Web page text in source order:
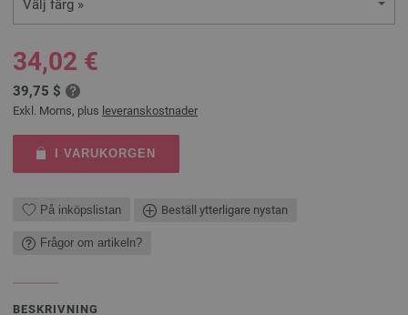
Välj färg »
34,02 €
39,75 $
Exkl. Moms, plus leveranskostnader
I VARUKORGEN
På inköpslistan Beställ ytterligare nystan
Frågor om artikeln?
BESKRIVNING